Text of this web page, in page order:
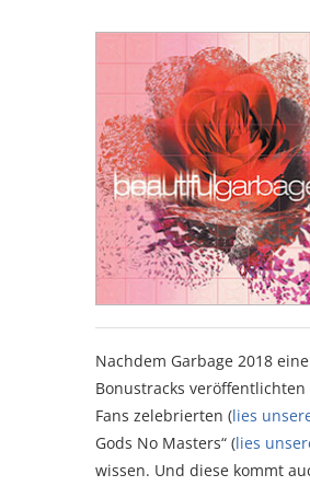
Nachdem Garbage 2018
Bonustracks veröffentlichten
Fans zelebrierten (lies
Gods No Masters“ (lies
wissen. Und diese kommt